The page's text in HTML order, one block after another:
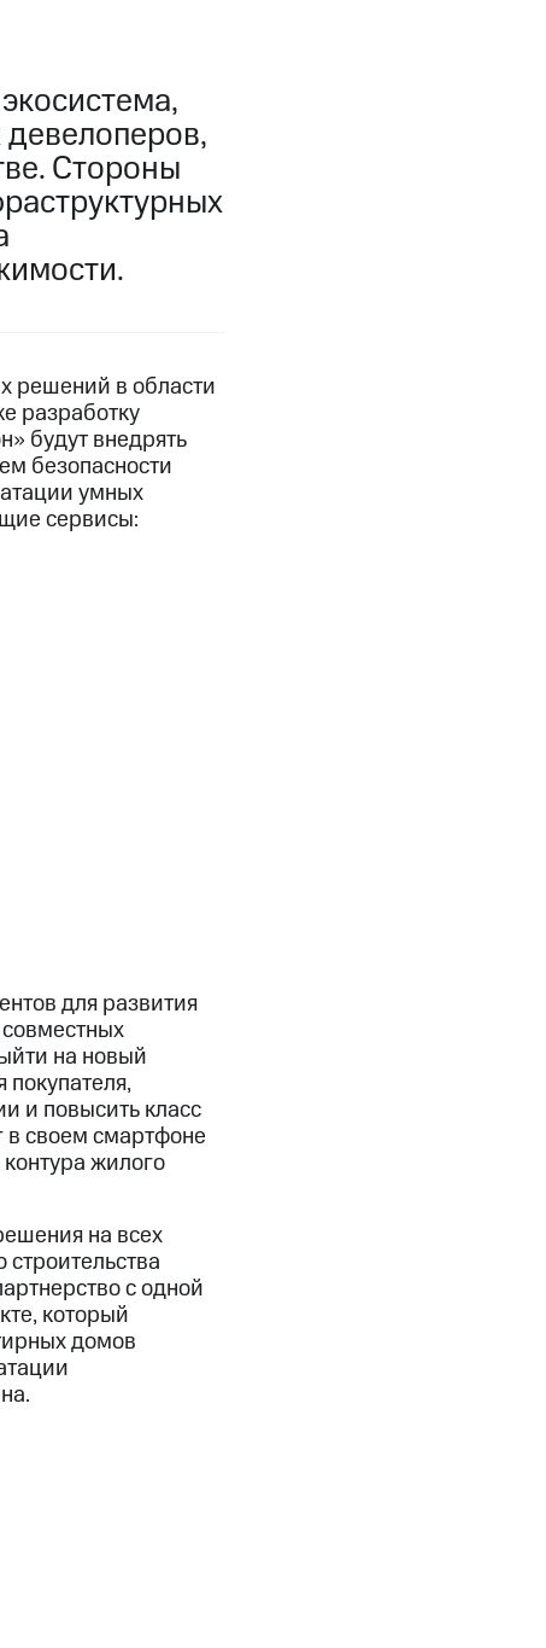
Стороны
решений в области
разработку
будут внедрять
безопасности
умных
сервисы:
для развития
на новый
и повысить класс
в своем смартфоне
жилого
на всех
с одной
который
домов